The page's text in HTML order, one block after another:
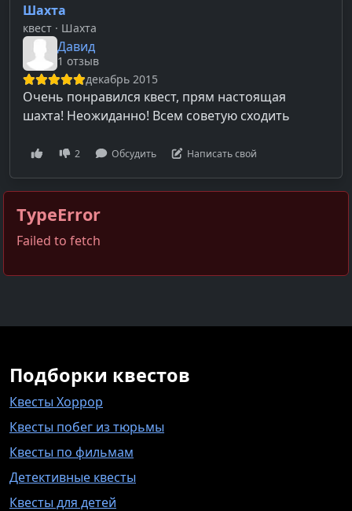
Шахта
квест · Шахта
Давид
1 отзыв
декабрь 2015
Очень понравился квест, прям настоящая
шахта! Неожиданно! Всем советую сходить
2 Обсудить Написать свой
TypeError
Failed to fetch
Подборки квестов
Квесты Хоррор
Квесты побег из тюрьмы
Квесты по фильмам
Детективные квесты
Квесты для детей